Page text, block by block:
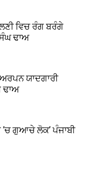
ਵਿਚ ਰੰਗ ਬਰੰਗੇ
ਢਾਅ
ਯਾਦਗਾਰੀ
ਢਾਅ
’ਚ ਗੁਆਚੇ ਲੋਕ’ ਪੰਜਾਬੀ